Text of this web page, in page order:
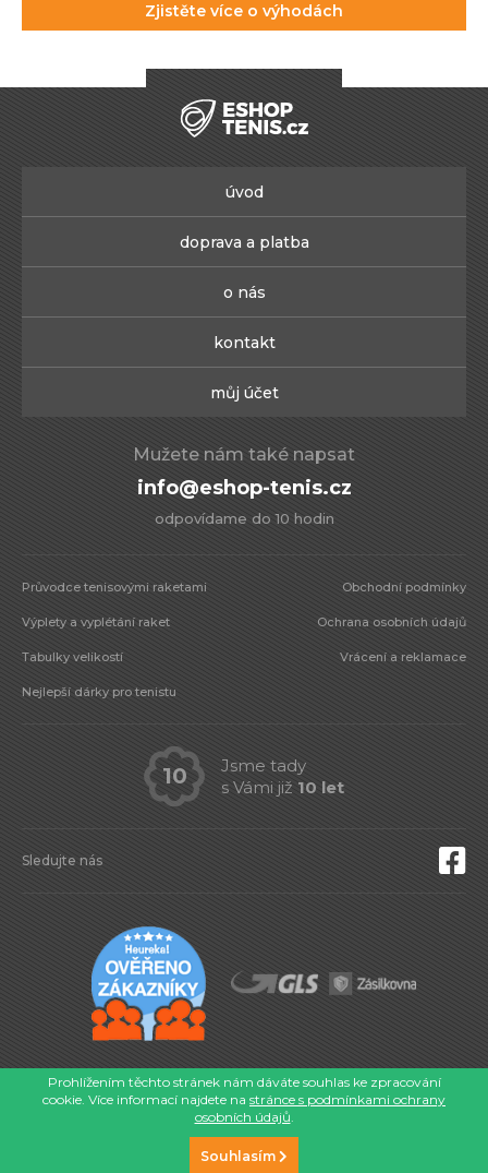
Zjistěte více o výhodách
úvod
doprava a platba
o nás
kontakt
můj účet
Mužete nám také napsat
info@eshop-tenis.cz
odpovídame do 10 hodin
Průvodce tenisovými raketami
Výplety a vyplétání raket
Tabulky velikostí
Nejlepší dárky pro tenistu
Obchodní podmínky
Ochrana osobních údajů
Vrácení a reklamace
Sledujte nás
10
Jsme tady
s Vámi již 10 let
© 2026 Eshop-tenis.cz
Prohlížením těchto stránek nám dáváte souhlas ke zpracování
cookie. Více informací najdete na stránce s podmínkami ochrany
osobních údajů.
Souhlasím